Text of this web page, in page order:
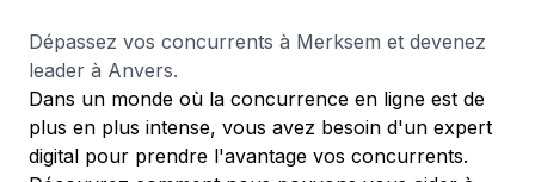
Dépassez vos concurrents à Merksem et devenez
leader à Anvers.
Dans un monde où la concurrence en ligne est de
plus en plus intense, vous avez besoin d'un expert
digital pour prendre l'avantage vos concurrents.